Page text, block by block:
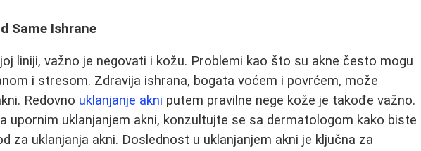
Same Ishrane
liniji, važno je negovati i kožu. Problemi kao što su akne često mogu
i stresom. Zdravija ishrana, bogata voćem i povrćem, može
Redovno uklanjanje akni putem pravilne nege kože je takođe važno.
upornim uklanjanjem akni, konzultujte se sa dermatologom kako biste
za uklanjanja akni. Doslednost u uklanjanjem akni je ključna za